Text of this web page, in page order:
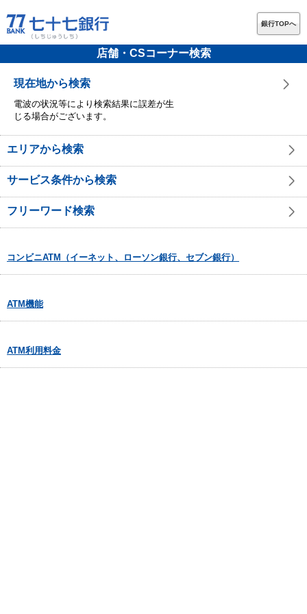
銀行TOPへ
店舗・CSコーナー検索
現在地から検索
電波の状況等により検索結果に誤差が生
じる場合がございます。
エリアから検索
サービス条件から検索
フリーワード検索
コンビニATM（イーネット、ローソン銀行、セブン銀行）
ATM機能
ATM利用料金